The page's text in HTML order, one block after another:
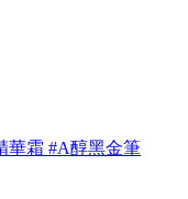
驗證非官方通路銷售之
華霜 #A醇黑金筆